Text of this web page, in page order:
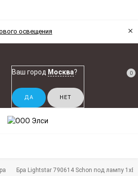
освещения ×
Ваш город Москва? 0
Бра Lightstar 790614 Schon под лампу